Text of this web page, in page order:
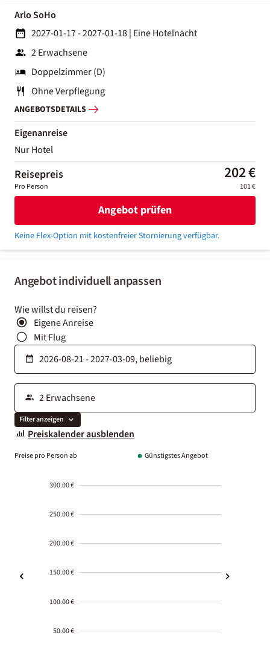
Angebot individuell anpassen
Wie willst du reisen?
Eigene Anreise
Mit Flug
Filter anzeigen
Preiskalender ausblenden
Preise pro Person ab Günstigstes Angebot
300.00 €
250.00 €
200.00 €
150.00 €
100.00 €
50.00 €
Arlo SoHo
2027-01-17 - 2027-01-18| Eine Hotelnacht
2 Erwachsene
Doppelzimmer (D)
Ohne Verpflegung
ANGEBOTSDETAILS
Eigenanreise
Nur Hotel
Reisepreis 202 €
Pro Person 101 €
Angebot prüfen
Keine Flex-Option mit kostenfreier Stornierung verfügbar.